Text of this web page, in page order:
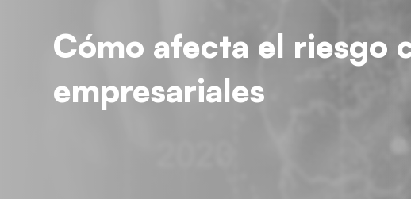
Cómo afecta el riesgo
empresariales